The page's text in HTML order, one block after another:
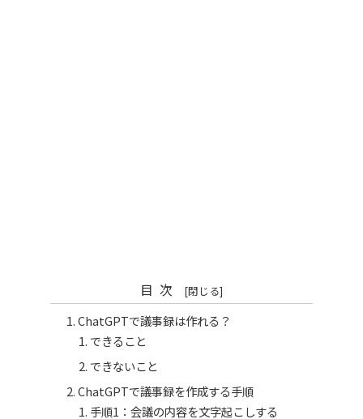
目次
ChatGPTで議事録は作れる？
できること
できないこと
ChatGPTで議事録を作成する手順
手順1：会議の内容を文字起こしする